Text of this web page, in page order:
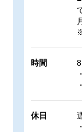
時間
休日